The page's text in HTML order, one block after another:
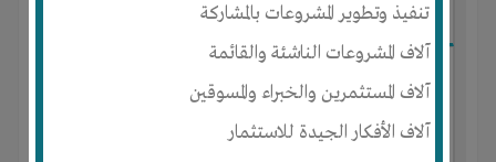
تنفيذ وتطوير المشروعات بالمشاركة
آلاف المشروعات الناشئة والقائمة
آلاف المستثمرين والخبراء والمسوقين
آلاف الأفكار الجيدة للاستثمار
Aeihab Kalash